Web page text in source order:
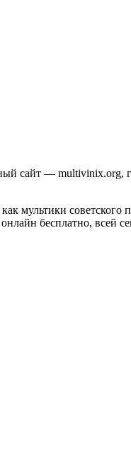
сайт — multivinix.org,
мультики
бесплатно, всей